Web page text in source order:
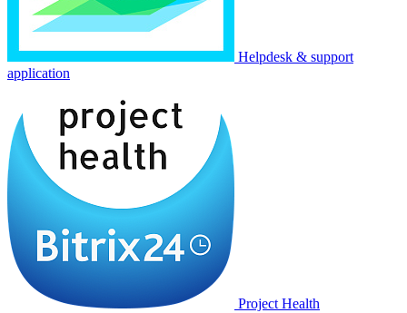
Helpdesk & support
application
Project Health